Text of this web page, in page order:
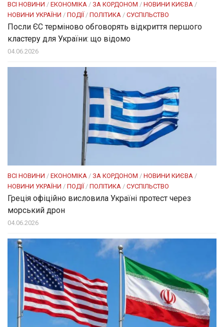
ВСІ НОВИНИ / ЕКОНОМІКА / ЗА КОРДОНОМ / НОВИНИ КИЄВА /
НОВИНИ УКРАЇНИ / ПОДІЇ / ПОЛІТИКА / СУСПІЛЬСТВО
Посли ЄC терміново обговорять відкриття першого
кластеру для України: що відомо
04.06.2026
ВСІ НОВИНИ / ЕКОНОМІКА / ЗА КОРДОНОМ / НОВИНИ КИЄВА /
НОВИНИ УКРАЇНИ / ПОДІЇ / ПОЛІТИКА / СУСПІЛЬСТВО
Греція офіційно висловила Україні протест через
морський дрон
04.06.2026